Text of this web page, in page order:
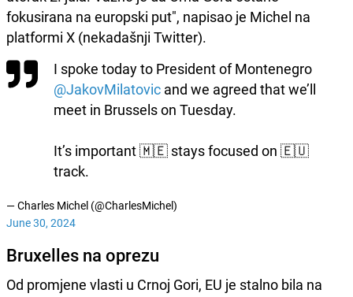
fokusirana na europski put", napisao je Michel na
platformi X (nekadašnji Twitter).
I spoke today to President of Montenegro
@JakovMilatovic and we agreed that we’ll
meet in Brussels on Tuesday.
It’s important 🇲🇪 stays focused on 🇪🇺
track.
— Charles Michel (@CharlesMichel)
June 30, 2024
Bruxelles na oprezu
Od promjene vlasti u Crnoj Gori, EU je stalno bila na